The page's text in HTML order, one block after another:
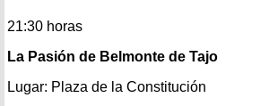
21:30 horas
La Pasión de Belmonte de Tajo
Lugar: Plaza de la Constitución